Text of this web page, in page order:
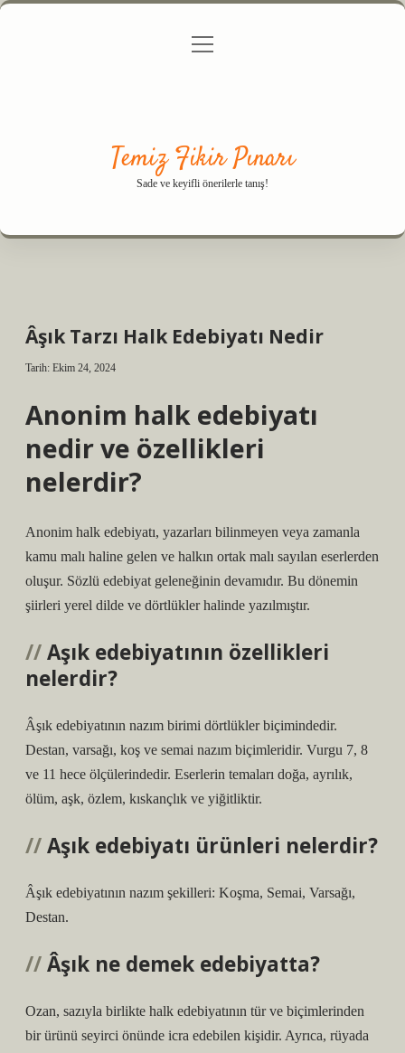
Gizlilik Politikası
menüyü
Temiz Fikir Pınarı
Sade ve keyifli önerilerle tanış!
Âşık Tarzı Halk Edebiyatı Nedir
Tarih: Ekim 24, 2024
Anonim halk edebiyatı
nedir ve özellikleri
nelerdir?
Anonim halk edebiyatı, yazarları bilinmeyen veya zamanla
kamu malı haline gelen ve halkın ortak malı sayılan eserlerden
oluşur. Sözlü edebiyat geleneğinin devamıdır. Bu dönemin
şiirleri yerel dilde ve dörtlükler halinde yazılmıştır.
Aşık edebiyatının özellikleri
nelerdir?
Âşık edebiyatının nazım birimi dörtlükler biçimindedir.
Destan, varsağı, koş ve semai nazım biçimleridir. Vurgu 7, 8
ve 11 hece ölçülerindedir. Eserlerin temaları doğa, ayrılık,
ölüm, aşk, özlem, kıskançlık ve yiğitliktir.
Aşık edebiyatı ürünleri nelerdir?
Âşık edebiyatının nazım şekilleri: Koşma, Semai, Varsağı,
Destan.
Âşık ne demek edebiyatta?
Ozan, sazıyla birlikte halk edebiyatının tür ve biçimlerinden
bir ürünü seyirci önünde icra edebilen kişidir. Ayrıca, rüyada